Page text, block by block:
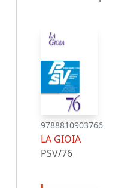
9788810903766
LA GIOIA
PSV/76